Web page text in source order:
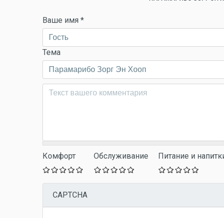
Ваше имя *
Тема
Комментарий*
Комфорт Обслуживание Питание и
CAPTCHA